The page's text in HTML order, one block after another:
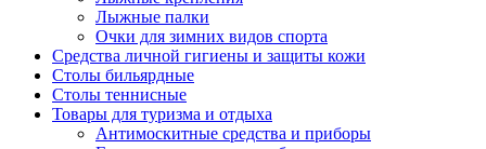
Лыжные палки
Очки для зимних видов спорта
Средства личной гигиены и защиты кожи
Столы бильярдные
Столы теннисные
Товары для туризма и отдыха
Антимоскитные средства и приборы